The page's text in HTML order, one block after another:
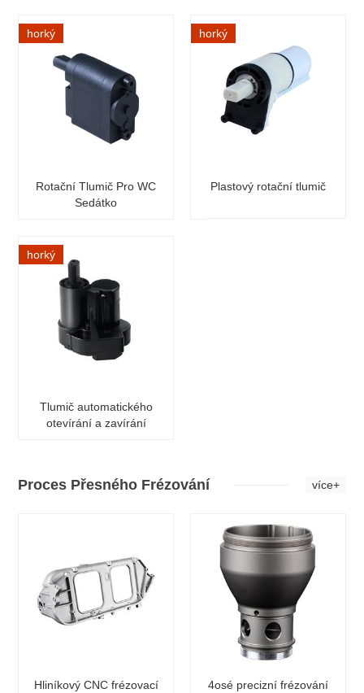
horký
Rotační Tlumič Pro WC
Sedátko
horký
Plastový rotační tlumič
horký
Tlumič automatického
otevírání a zavírání
Proces Přesného Frézování více+
Hliníkový CNC frézovací
4osé precizní frézování